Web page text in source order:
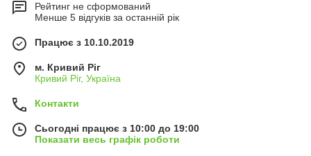
Рейтинг не сформований
Менше 5 відгуків за останній рік
Працює з 10.10.2019
м. Кривий Ріг
Кривий Ріг, Україна
Контакти
Сьогодні працює з 10:00 до 19:00
Показати весь графік роботи